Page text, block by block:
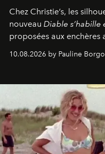
Chez Christie’s, les
nouveau Diable s’habille
proposées aux
engagées pour la presse
10.08.2026 by Pauline